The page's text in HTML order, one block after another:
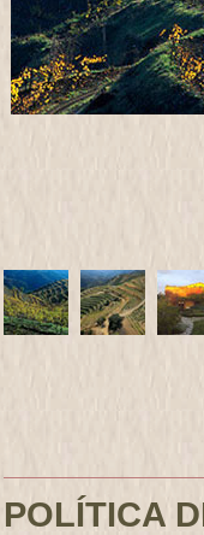
POLÍTICA